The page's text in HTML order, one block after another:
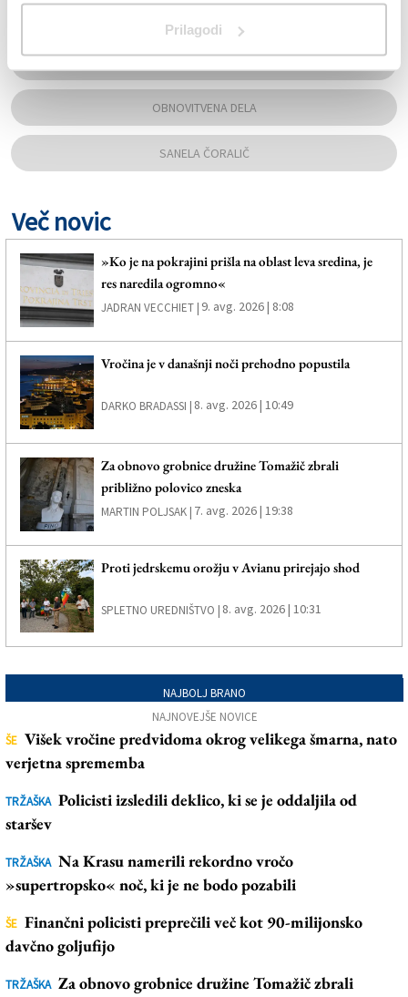
Prilagodi
TAGS:
GRLJAN
OBNOVITVENA DELA
SANELA ČORALIČ
Več novic
»Ko je na pokrajini prišla na oblast leva sredina, je
res naredila ogromno«
JADRAN VECCHIET | 9. avg. 2026 | 8:08
Vročina je v današnji noči prehodno popustila
DARKO BRADASSI | 8. avg. 2026 | 10:49
Za obnovo grobnice družine Tomažič zbrali
približno polovico zneska
MARTIN POLJSAK | 7. avg. 2026 | 19:38
Proti jedrskemu orožju v Avianu prirejajo shod
SPLETNO UREDNIŠTVO | 8. avg. 2026 | 10:31
NAJBOLJ BRANO
NAJNOVEJŠE NOVICE
ŠE Višek vročine predvidoma okrog velikega šmarna, nato
verjetna sprememba
TRŽAŠKA Policisti izsledili deklico, ki se je oddaljila od
staršev
TRŽAŠKA Na Krasu namerili rekordno vročo
»supertropsko« noč, ki je ne bodo pozabili
ŠE Finančni policisti preprečili več kot 90-milijonsko
davčno goljufijo
TRŽAŠKA Za obnovo grobnice družine Tomažič zbrali